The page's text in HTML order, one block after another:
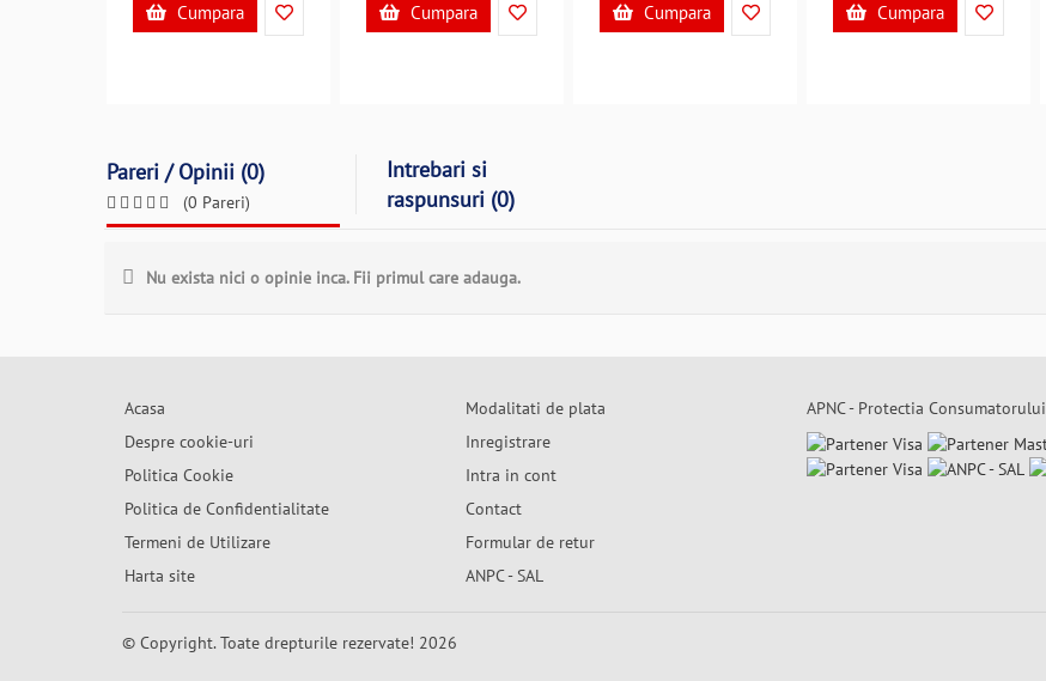
Cumpara Cumpara Cumpara Cumpara
Pareri / Opinii (0)
(0 Pareri)
Intrebari si
raspunsuri (0)
Nu exista nici o opinie inca. Fii primul care adauga.
Acasa
Despre cookie-uri
Politica Cookie
Politica de Confidentialitate
Termeni de Utilizare
Harta site
Modalitati de plata
Inregistrare
Intra in cont
Contact
Formular de retur
ANPC - SAL
APNC - Protectia Consumatorului
© Copyright. Toate drepturile rezervate! 2026